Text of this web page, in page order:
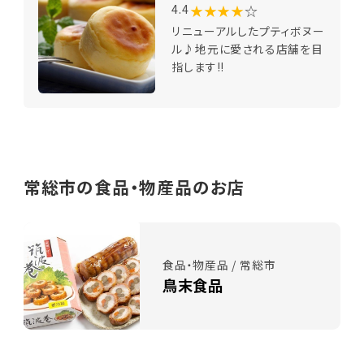
4.4★★★★☆
リニューアルしたプティボヌー
ル♪地元に愛される店舗を目
指します!!
常総市の食品・物産品のお店
食品・物産品 / 常総市
鳥末食品